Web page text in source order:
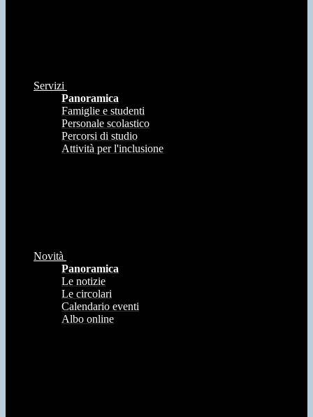
Servizi
Panoramica
Famiglie e studenti
Personale scolastico
Percorsi di studio
Attività per l'inclusione
Novità
Panoramica
Le notizie
Le circolari
Calendario eventi
Albo online